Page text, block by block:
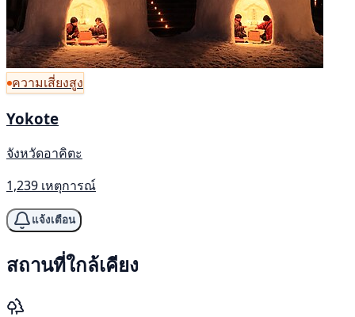
ความเสี่ยงสูง
Yokote
จังหวัดอาคิตะ
1,239 เหตุการณ์
แจ้งเตือน
สถานที่ใกล้เคียง